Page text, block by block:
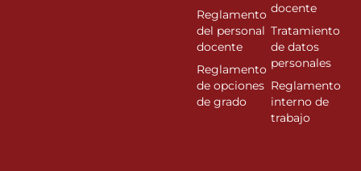
Reglamento
del personal
docente
Reglamento
de opciones
de grado
docente
Tratamiento
de datos
personales
Reglamento
interno de
trabajo